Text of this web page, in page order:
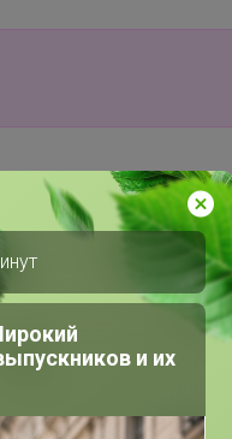
только мармелад в
придти к НГ?
и их